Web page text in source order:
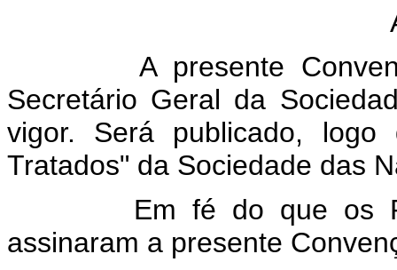
A presente
Secretário Geral da
vigor. Será publicado,
Tratados" da Sociedade das
Em fé do que os
assinaram a presente